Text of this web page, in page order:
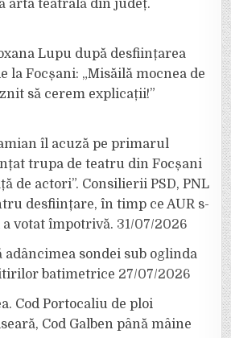
arta teatrală din județ.
Lupu după desființarea
la Focșani: „Misăilă mocnea de
să cerem explicații!”
îl acuză pe primarul
trupa de teatru din Focșani
de actori”. Consilierii PSD, PNL
desființare, în timp ce AUR s-
a votat împotrivă. 31/07/2026
sondei sub oglinda
batimetrice 27/07/2026
Cod Portocaliu de ploi
Cod Galben până mâine